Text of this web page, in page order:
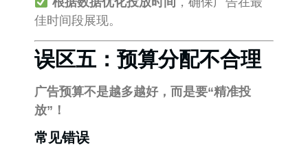
佳时间段展现。
误区五：预算分配不合理
广告预算不是越多越好，而是要“精准投
放”！
常见错误